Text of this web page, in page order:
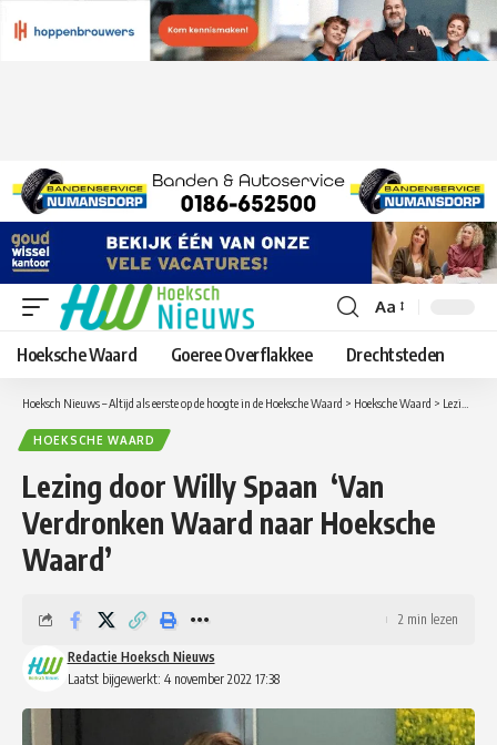
Lettergrootte
aanpassen
Aa
Hoeksche Waard Goeree Overflakkee Drechtsteden
Hoeksch Nieuws – Altijd als eerste op de hoogte in de Hoeksche Waard > Hoeksche Waard > Lezing door Willy Spaan ‘Van Verdronken Waard naar Hoeksche Waard’
HOEKSCHE WAARD
Lezing door Willy Spaan ‘Van
Verdronken Waard naar Hoeksche
Waard’
Laatst bijgewerkt: 4 november 2022 17:38
Redactie Hoeksch Nieuws
2 min lezen